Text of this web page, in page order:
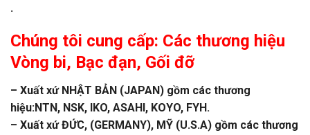
.
Chúng tôi cung cấp: Các thương hiệu
Vòng bi, Bạc đạn, Gối đỡ
– Xuất xứ NHẬT BẢN (JAPAN) gồm các thương
hiệu:NTN, NSK, IKO, ASAHI, KOYO, FYH.
– Xuất xứ ĐỨC, (GERMANY), MỸ (U.S.A) gồm các thương